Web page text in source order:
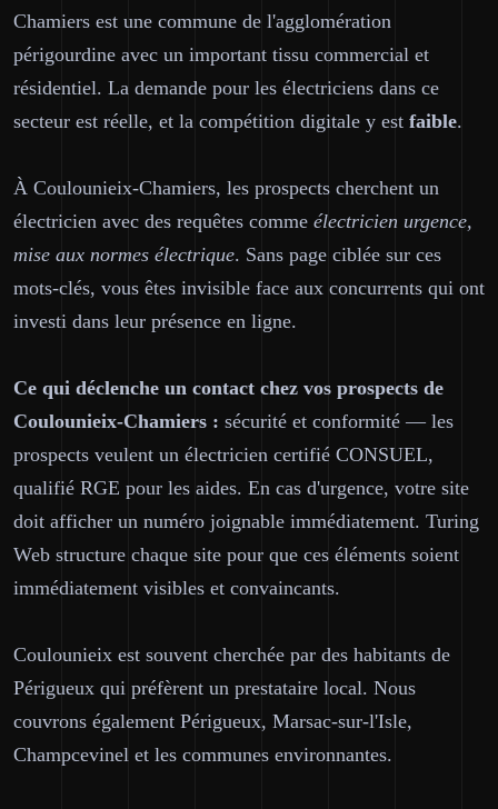
Chamiers est une commune de l'agglomération
périgourdine avec un important tissu commercial et
résidentiel. La demande pour les électriciens dans ce
secteur est réelle, et la compétition digitale y est faible.
À Coulounieix-Chamiers, les prospects cherchent un
électricien avec des requêtes comme électricien urgence,
mise aux normes électrique. Sans page ciblée sur ces
mots-clés, vous êtes invisible face aux concurrents qui ont
investi dans leur présence en ligne.
Ce qui déclenche un contact chez vos prospects de
Coulounieix-Chamiers : sécurité et conformité — les
prospects veulent un électricien certifié CONSUEL,
qualifié RGE pour les aides. En cas d'urgence, votre site
doit afficher un numéro joignable immédiatement. Turing
Web structure chaque site pour que ces éléments soient
immédiatement visibles et convaincants.
Coulounieix est souvent cherchée par des habitants de
Périgueux qui préfèrent un prestataire local. Nous
couvrons également Périgueux, Marsac-sur-l'Isle,
Champcevinel et les communes environnantes.